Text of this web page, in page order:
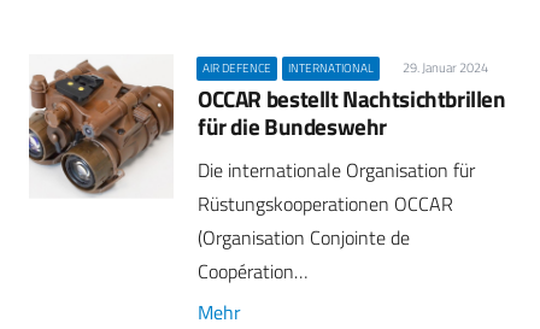
AIR DEFENCE INTERNATIONAL 29. Januar 2024
OCCAR bestellt Nachtsichtbrillen
für die Bundeswehr
Die internationale Organisation für
Rüstungskooperationen OCCAR
(Organisation Conjointe de
Coopération…
Mehr